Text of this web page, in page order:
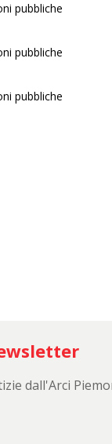
pubbliche
pubbliche
pubbliche
dall'Arci